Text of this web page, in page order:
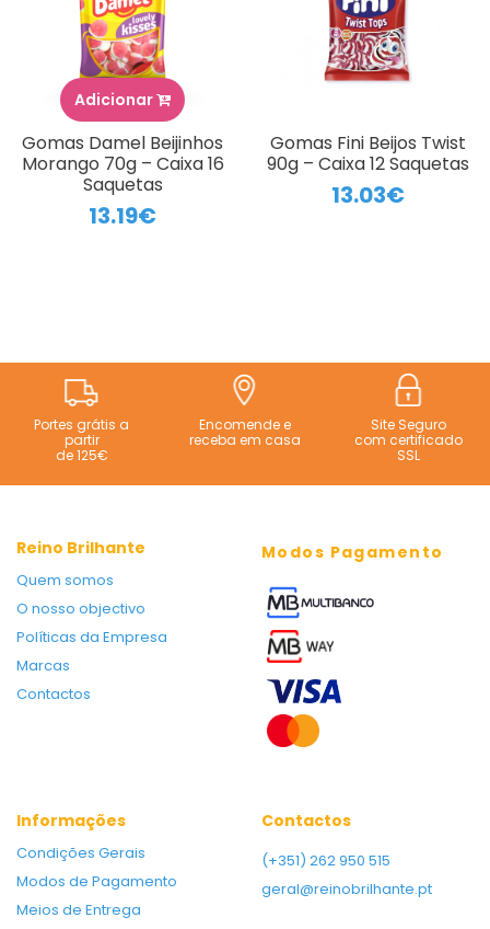
Adicionar
Gomas Damel Beijinhos
Morango 70g – Caixa 16
Saquetas
13.19€
Gomas Fini Beijos Twist
90g – Caixa 12 Saquetas
13.03€
Portes grátis a
partir
de 125€
Encomende e
receba em casa
Site Seguro
com certificado
SSL
Reino Brilhante
Quem somos
O nosso objectivo
Políticas da Empresa
Marcas
Contactos
Modos Pagamento
Informações
Condições Gerais
Modos de Pagamento
Meios de Entrega
Contactos
(+351) 262 950 515
geral@reinobrilhante.pt